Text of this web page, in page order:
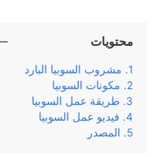
محتويات
مشروب السوبيا البارد
مكونات السوبيا
طريقة عمل السوبيا
فيديو عمل السوبيا
المصدر